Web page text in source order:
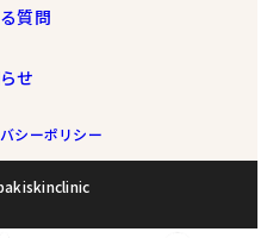
質問
せ
シーポリシー